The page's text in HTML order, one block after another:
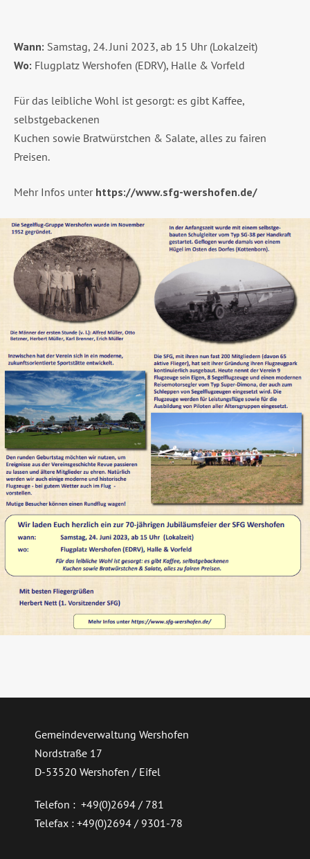
Wann: Samstag, 24. Juni 2023, ab 15 Uhr (Lokalzeit)
Wo: Flugplatz Wershofen (EDRV), Halle & Vorfeld
Für das leibliche Wohl ist gesorgt: es gibt Kaffee,
selbstgebackenen
Kuchen sowie Bratwürstchen & Salate, alles zu fairen
Preisen.
Mehr Infos unter https://www.sfg-wershofen.de/
Gemeindeverwaltung Wershofen
Nordstraße 17
D-53520 Wershofen / Eifel
Telefon : +49(0)2694 / 781
Telefax : +49(0)2694 / 9301-78